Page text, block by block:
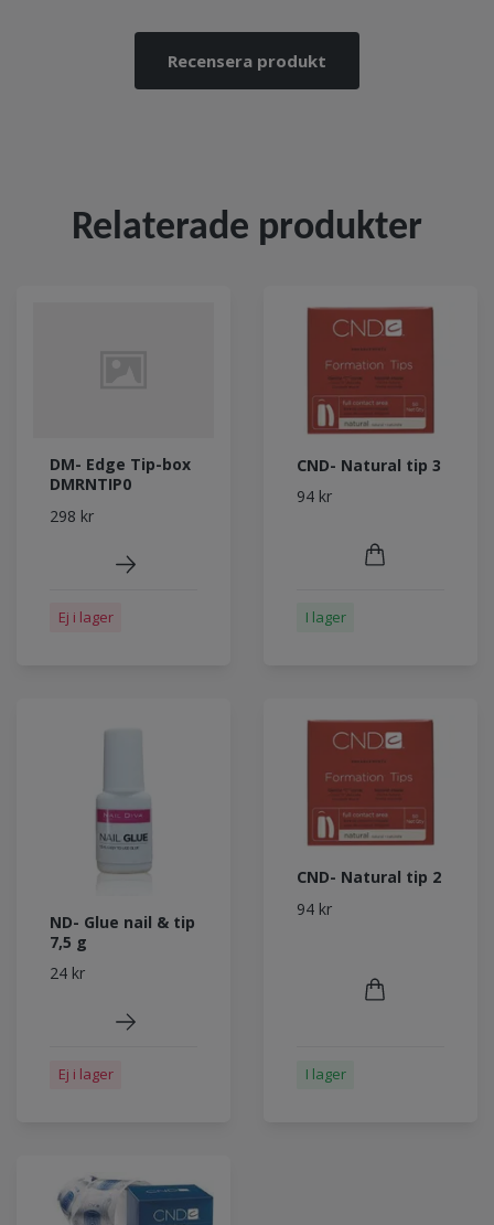
Recensera produkt
Relaterade produkter
DM- Edge Tip-box
DMRNTIP0
298 kr
Ej i lager
CND- Natural tip 3
94 kr
I lager
ND- Glue nail & tip
7,5 g
24 kr
Ej i lager
CND- Natural tip 2
94 kr
I lager